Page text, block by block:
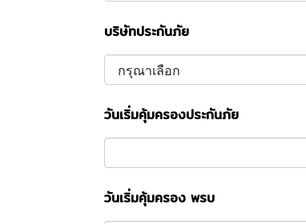
บริษัทประกันภัย
วันเริ่มคุ้มครองประกันภัย
วันเริ่มคุ้มครอง พรบ